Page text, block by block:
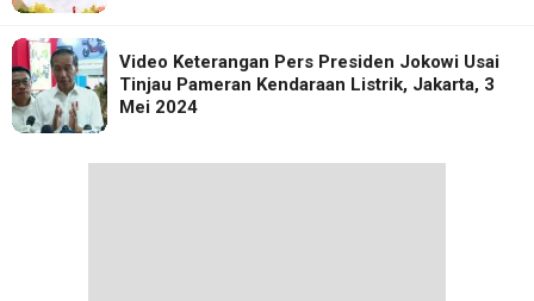
Video Keterangan Pers Presiden Jokowi Usai
Tinjau Pameran Kendaraan Listrik, Jakarta, 3
Mei 2024